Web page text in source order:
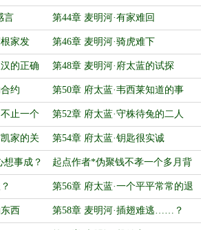
言 第44章 麦明河·有家难回
家发 第46章 麦明河·骑虎难下
的正确 第48章 麦明河·府太蓝的试探
约 第50章 府太蓝·韦西莱知道的事
止一个 第52章 府太蓝·守株待兔的二人
家的关 第54章 府太蓝·钥匙很实诚
想事成？ 起点作者*伪聚钱不孝一个多月背
后的密辛
第56章 府太蓝·一个平平常常的退
休猎人
西 第58章 麦明河·插翅难逃……？